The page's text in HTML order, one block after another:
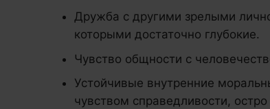
Дружба с другими зрелыми
которыми достаточно глубокие.
Чувство общности с
Устойчивые внутренние
чувством справедливости,